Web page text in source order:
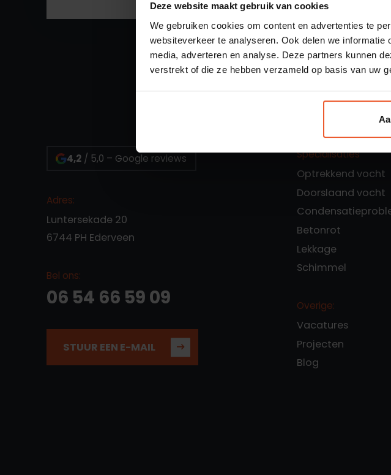
Deze website maakt gebruik van cookies
We gebruiken cookies om content en advertenties te
websiteverkeer te analyseren. Ook delen we
media, adverteren en analyse. Deze partners kunnen
verstrekt of die ze hebben verzameld op basis van uw
4,2 / 5,0 – Google reviews
Adres:
Luntersekade 20
6744 PH Ederveen
Bel ons:
06 54 66 59 09
STUUR EEN E-MAIL
Specialisaties
Optrekkend vocht
Doorslaand vocht
Betonrot
Lekkage
Schimmel
Overige:
Vacatures
Projecten
Blog